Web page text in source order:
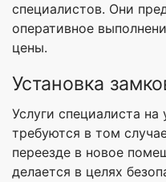
специалистов. Они
оперативное
цены.
Установка
Услуги специалиста
требуются в том
переезде в новое
делается в целях